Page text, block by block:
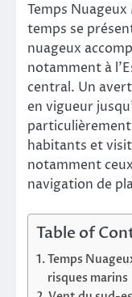
Temps
temps se
nuageux
notamment à
central. Un
en vigueur
habitants et
notamment
navigation de
Table of
Temps
risques marins